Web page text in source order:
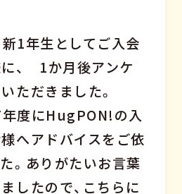
1年生としてご入会
、 1か月後アンケ
ただきました。
年度にHugPON!の入
へアドバイスをご依
。ありがたいお言葉
したので、こちらに